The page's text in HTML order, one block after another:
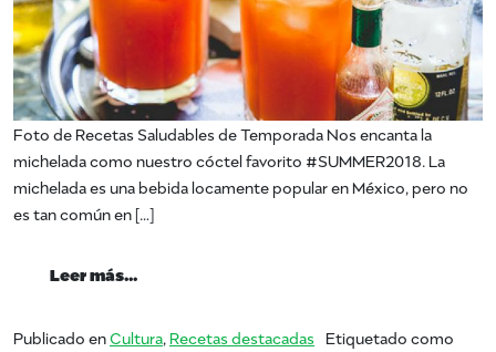
Foto de Recetas Saludables de Temporada Nos encanta la
michelada como nuestro cóctel favorito #SUMMER2018. La
michelada es una bebida locamente popular en México, pero no
es tan común en […]
Leer más…
Publicado enCultura, Recetas destacadas Etiquetado como